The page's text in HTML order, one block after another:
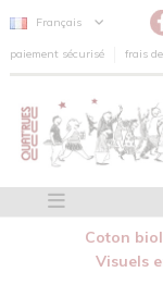
Panneau de gestion des cookies
Français
paiement sécurisé frais
Coton
Visuels